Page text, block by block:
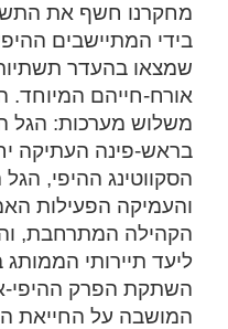
מחקרנו חשף את
בידי המתיישבים
שמצאו בהעדר
אורח-חייהם המיוחד.
משלוש מערכות: הגל
בראש-פינה העתיקה
הסקווטינג ההיפי,
והעמיקה הפעילות
הקהילה המתרחבת,
ליעד תיירותי הממותג
השתקת הפרק ההיפי-
המושבה על החייאת